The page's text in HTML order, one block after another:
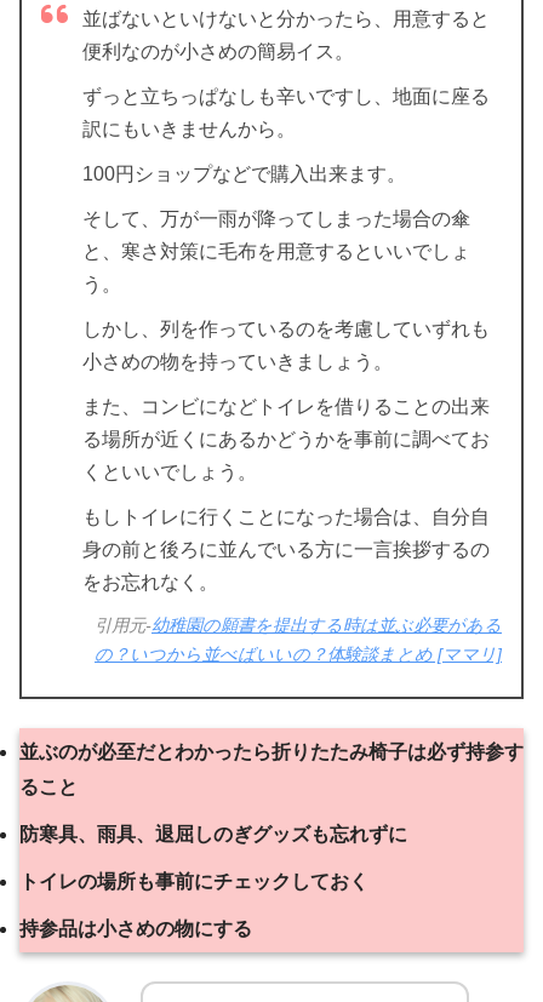
並ばないといけないと分かったら、用意すると
便利なのが小さめの簡易イス。
ずっと立ちっぱなしも辛いですし、地面に座る
訳にもいきませんから。
100円ショップなどで購入出来ます。
そして、万が一雨が降ってしまった場合の傘
と、寒さ対策に毛布を用意するといいでしょ
う。
しかし、列を作っているのを考慮していずれも
小さめの物を持っていきましょう。
また、コンビになどトイレを借りることの出来
る場所が近くにあるかどうかを事前に調べてお
くといいでしょう。
もしトイレに行くことになった場合は、自分自
身の前と後ろに並んでいる方に一言挨拶するの
をお忘れなく。
引用元-幼稚園の願書を提出する時は並ぶ必要がある
の？いつから並べばいいの？体験談まとめ [ママリ]
並ぶのが必至だとわかったら折りたたみ椅子は必ず持参す
ること
防寒具、雨具、退屈しのぎグッズも忘れずに
トイレの場所も事前にチェックしておく
持参品は小さめの物にする